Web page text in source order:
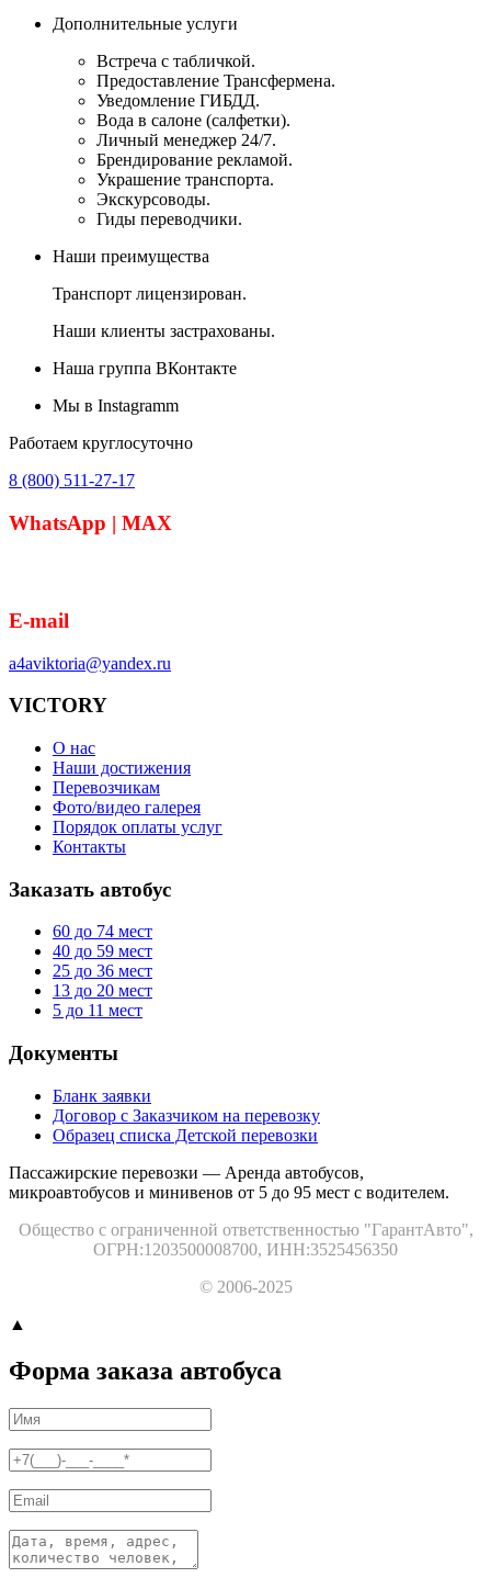
Дополнительные услуги
Встреча с табличкой.
Предоставление Трансфермена.
Уведомление ГИБДД.
Вода в салоне (салфетки).
Личный менеджер 24/7.
Брендирование рекламой.
Украшение транспорта.
Экскурсоводы.
Гиды переводчики.
Наши преимущества
Транспорт лицензирован.
Наши клиенты застрахованы.
Наша группа ВКонтакте
Мы в Instagramm
Работаем круглосуточно
8 (800) 511-27-17
WhatsApp | MAX
E-mail
a4aviktoria@yandex.ru
VICTORY
О нас
Наши достижения
Перевозчикам
Фото/видео галерея
Порядок оплаты услуг
Контакты
Заказать автобус
60 до 74 мест
40 до 59 мест
25 до 36 мест
13 до 20 мест
5 до 11 мест
Документы
Бланк заявки
Договор с Заказчиком на перевозку
Образец списка Детской перевозки
Пассажирские перевозки — Аренда автобусов,
микроавтобусов и минивенов от 5 до 95 мест с водителем.
Общество с ограниченной ответственностью "ГарантАвто",
ОГРН:1203500008700, ИНН:3525456350
© 2006-2025
▲
Форма заказа автобуса